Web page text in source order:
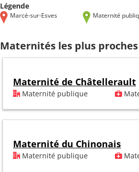
Légende
Marcé-sur-Esves Maternité
Maternités les plus
Maternité de Châtellerault
Maternité publique
Maternité du Chinonais
Maternité publique